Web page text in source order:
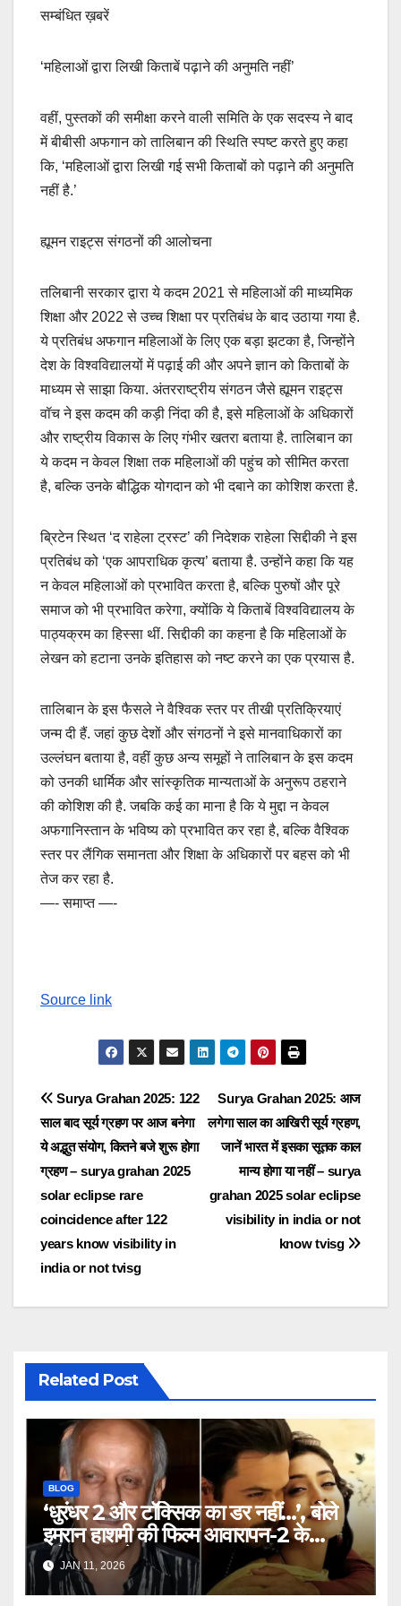
सम्बंधित ख़बरें
‘महिलाओं द्वारा लिखी किताबें पढ़ाने की अनुमति नहीं’
वहीं, पुस्तकों की समीक्षा करने वाली समिति के एक सदस्य ने बाद
में बीबीसी अफगान को तालिबान की स्थिति स्पष्ट करते हुए कहा
कि, ‘महिलाओं द्वारा लिखी गई सभी किताबों को पढ़ाने की अनुमति
नहीं है.’
ह्यूमन राइट्स संगठनों की आलोचना
तलिबानी सरकार द्वारा ये कदम 2021 से महिलाओं की माध्यमिक
शिक्षा और 2022 से उच्च शिक्षा पर प्रतिबंध के बाद उठाया गया है.
ये प्रतिबंध अफगान महिलाओं के लिए एक बड़ा झटका है, जिन्होंने
देश के विश्वविद्यालयों में पढ़ाई की और अपने ज्ञान को किताबों के
माध्यम से साझा किया. अंतरराष्ट्रीय संगठन जैसे ह्यूमन राइट्स
वॉच ने इस कदम की कड़ी निंदा की है, इसे महिलाओं के अधिकारों
और राष्ट्रीय विकास के लिए गंभीर खतरा बताया है. तालिबान का
ये कदम न केवल शिक्षा तक महिलाओं की पहुंच को सीमित करता
है, बल्कि उनके बौद्धिक योगदान को भी दबाने का कोशिश करता है.
ब्रिटेन स्थित ‘द राहेला ट्रस्ट’ की निदेशक राहेला सिद्दीकी ने इस
प्रतिबंध को ‘एक आपराधिक कृत्य’ बताया है. उन्होंने कहा कि यह
न केवल महिलाओं को प्रभावित करता है, बल्कि पुरुषों और पूरे
समाज को भी प्रभावित करेगा, क्योंकि ये किताबें विश्वविद्यालय के
पाठ्यक्रम का हिस्सा थीं. सिद्दीकी का कहना है कि महिलाओं के
लेखन को हटाना उनके इतिहास को नष्ट करने का एक प्रयास है.
तालिबान के इस फैसले ने वैश्विक स्तर पर तीखी प्रतिक्रियाएं
जन्म दी हैं. जहां कुछ देशों और संगठनों ने इसे मानवाधिकारों का
उल्लंघन बताया है, वहीं कुछ अन्य समूहों ने तालिबान के इस कदम
को उनकी धार्मिक और सांस्कृतिक मान्यताओं के अनुरूप ठहराने
की कोशिश की है. जबकि कई का माना है कि ये मुद्दा न केवल
अफगानिस्तान के भविष्य को प्रभावित कर रहा है, बल्कि वैश्विक
स्तर पर लैंगिक समानता और शिक्षा के अधिकारों पर बहस को भी
तेज कर रहा है.
—- समाप्त —-
Source link
Post
navigation
Surya Grahan 2025: आज
लगेगा साल का आखिरी सूर्य ग्रहण,
जानें भारत में इसका सूतक काल
मान्य होगा या नहीं – surya
grahan 2025 solar eclipse
visibility in india or not
know tvisg
Surya Grahan 2025: 122
साल बाद सूर्य ग्रहण पर आज बनेगा
ये अद्भुत संयोग, कितने बजे शुरू होगा
ग्रहण – surya grahan 2025
solar eclipse rare
coincidence after 122
years know visibility in
india or not tvisg
Related Post
BLOG
‘धुरंधर 2 और टॉक्सिक का डर नहीं…’, बोले
इमरान हाशमी की फिल्म आवारापन-2 के
प्रोड्यूसर मुकेश भट्ट – Mukesh
Bhatt on Emraan Hashmi
JAN 11, 2026